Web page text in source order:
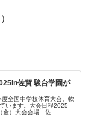
佐賀 駿台学園が
全国中学校体育大会。軟
います。大会日程2025
）大会会場 佐...